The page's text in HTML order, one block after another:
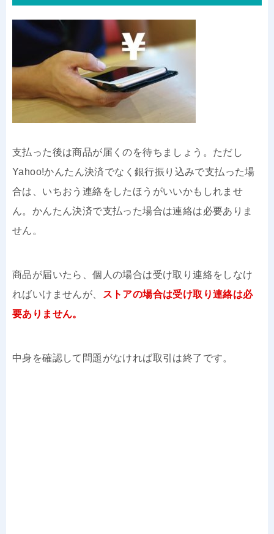
支払った後は商品が届くのを待ちましょう。ただし
Yahoo!かんたん決済でなく銀行振り込みで支払った場
合は、いちおう連絡をしたほうがいいかもしれませ
ん。かんたん決済で支払った場合は連絡は必要ありま
せん。
商品が届いたら、個人の場合は受け取り連絡をしなけ
ればいけませんが、 ストアの場合は受け取り連絡は必
要ありません。
中身を確認して問題がなければ取引は終了です。